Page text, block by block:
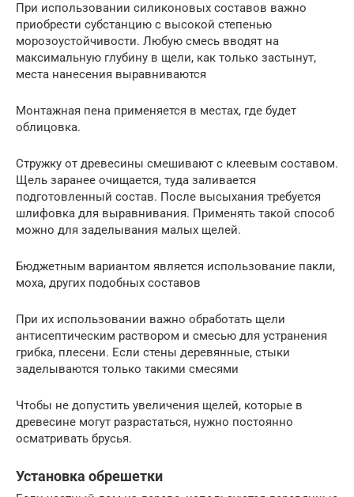
При использовании силиконовых составов важно
приобрести субстанцию с высокой степенью
морозоустойчивости. Любую смесь вводят на
максимальную глубину в щели, как только застынут,
места нанесения выравниваются
Монтажная пена применяется в местах, где будет
облицовка.
Стружку от древесины смешивают с клеевым составом.
Щель заранее очищается, туда заливается
подготовленный состав. После высыхания требуется
шлифовка для выравнивания. Применять такой способ
можно для заделывания малых щелей.
Бюджетным вариантом является использование пакли,
моха, других подобных составов
При их использовании важно обработать щели
антисептическим раствором и смесью для устранения
грибка, плесени. Если стены деревянные, стыки
заделываются только такими смесями
Чтобы не допустить увеличения щелей, которые в
древесине могут разрастаться, нужно постоянно
осматривать брусья.
Установка обрешетки